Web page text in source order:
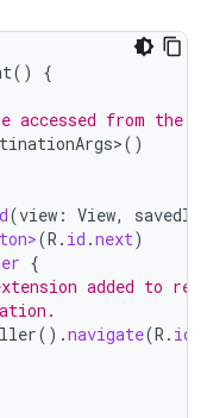
() {
accessed from the
()
(view : View,
(R . id .next)
{
added to
().navigate(R . id